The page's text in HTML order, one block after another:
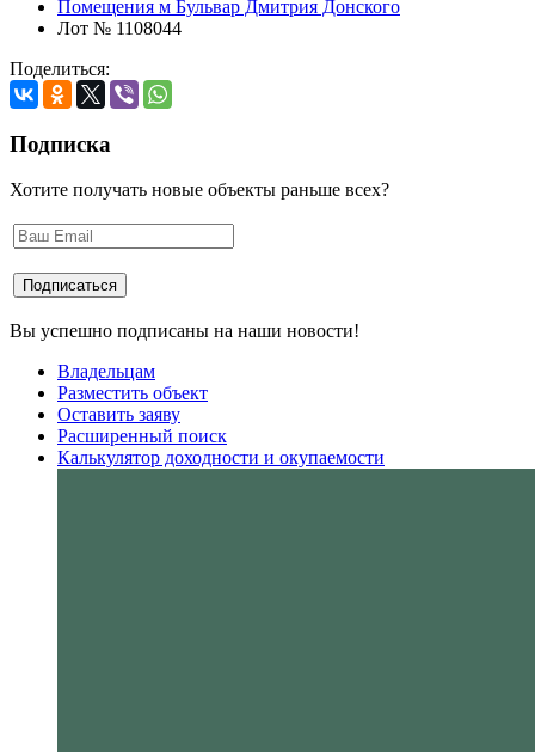
Помещения м Бульвар Дмитрия Донского
Лот № 1108044
Поделиться:
Подписка
Хотите получать новые объекты раньше всех?
Вы успешно подписаны на наши новости!
Владельцам
Разместить объект
Оставить заяву
Расширенный поиск
Калькулятор доходности и окупаемости